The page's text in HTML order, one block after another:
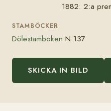
1882: 2:a
STAMBÖCKER
Dölestamboken N 137
SKICKA IN BILD